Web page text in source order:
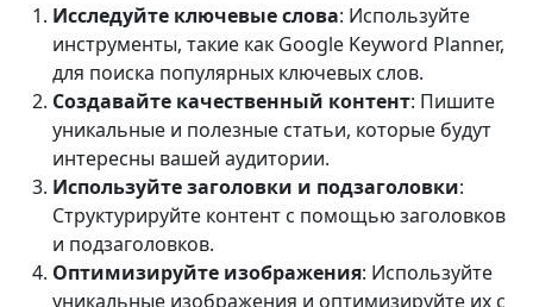
Исследуйте ключевые слова: Используйте
инструменты, такие как Google Keyword Planner,
для поиска популярных ключевых слов.
Создавайте качественный контент: Пишите
уникальные и полезные статьи, которые будут
интересны вашей аудитории.
Используйте заголовки и подзаголовки:
Структурируйте контент с помощью заголовков
и подзаголовков.
Оптимизируйте изображения: Используйте
уникальные изображения и оптимизируйте их с